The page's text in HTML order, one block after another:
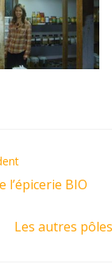
l’épicerie BIO
Les autres